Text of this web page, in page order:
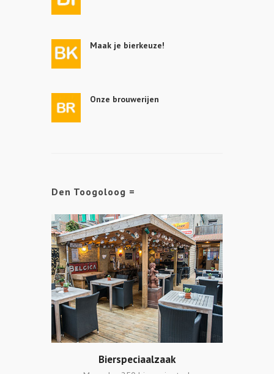
Maak je bierkeuze!
Onze brouwerijen
Den Toogoloog =
Lekkere keuken